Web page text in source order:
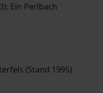
Ein Perlbach
(Stand 1995)